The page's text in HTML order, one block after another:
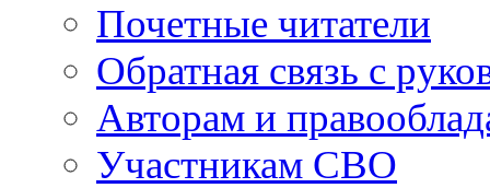
Почетные читатели
Обратная связь с
Авторам и
Участникам СВО